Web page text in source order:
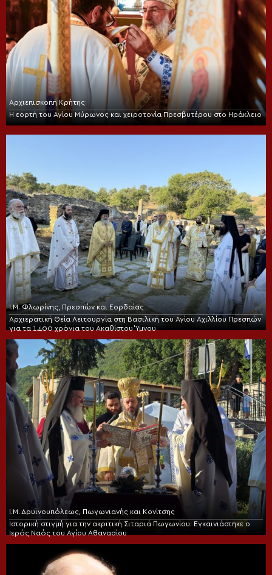
Αρχιεπισκοπή Κρήτης
Η εορτή του Αγίου Μύρωνος και χειροτονία Πρεσβυτέρου στο Ηράκλειο
Ι.Μ. Φλωρίνης, Πρεσπών και Εορδαίας
Αρχιερατική Θεία Λειτουργία στη Βασιλική του Αγίου Αχιλλίου Πρεσπών
για τα 1.400 χρόνια του Ακαθίστου Ύμνου
Ι.Μ. Δρυϊνουπόλεως, Πωγωνιανής και Κονίτσης
Ιστορική στιγμή για την ακριτική Σιταριά Πωγωνίου: Εγκαινιάστηκε ο
Ιερός Ναός του Αγίου Αθανασίου